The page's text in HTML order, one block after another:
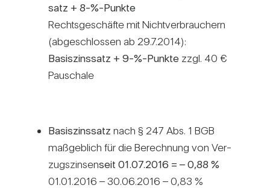
satz + 8-%-Punkte
Rechts­ge­schäfte mit Nicht­ver­brau­chern
(abge­schlossen ab 29.7.2014):
Basis­zins­satz + 9-%-Punkte zzgl. 40 €
Pau­schale
Basis­zins­satz nach § 247 Abs. 1 BGB
maß­geb­lich für die Berech­nung von Ver­
zugs­zinsenseit 01.07.2016 = – 0,88 %
01.01.2016 – 30.06.2016 – 0,83 %